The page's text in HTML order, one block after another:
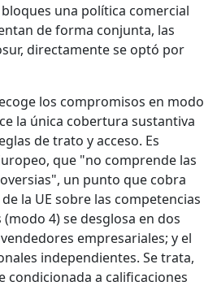
una política comercial
de forma conjunta, las
directamente se optó por
los compromisos en modo
la única cobertura sustantiva
de trato y acceso. Es
que "no comprende las
un punto que cobra
la UE sobre las competencias
4) se desglosa en dos
empresariales; y el
independientes. Se trata,
condicionada a calificaciones